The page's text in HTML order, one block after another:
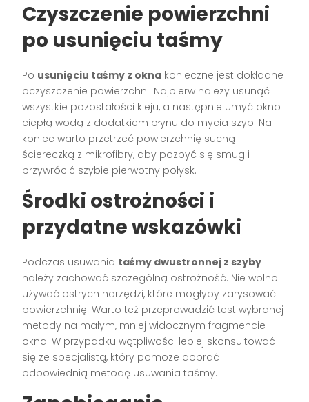
Czyszczenie powierzchni
po usunięciu taśmy
Po usunięciu taśmy z okna konieczne jest dokładne
oczyszczenie powierzchni. Najpierw należy usunąć
wszystkie pozostałości kleju, a następnie umyć okno
ciepłą wodą z dodatkiem płynu do mycia szyb. Na
koniec warto przetrzeć powierzchnię suchą
ściereczką z mikrofibry, aby pozbyć się smug i
przywrócić szybie pierwotny połysk.
Środki ostrożności i
przydatne wskazówki
Podczas usuwania taśmy dwustronnej z szyby
należy zachować szczególną ostrożność. Nie wolno
używać ostrych narzędzi, które mogłyby zarysować
powierzchnię. Warto też przeprowadzić test wybranej
metody na małym, mniej widocznym fragmencie
okna. W przypadku wątpliwości lepiej skonsultować
się ze specjalistą, który pomoże dobrać
odpowiednią metodę usuwania taśmy.